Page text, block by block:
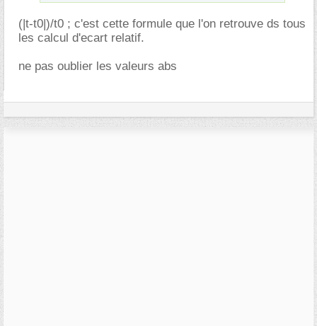
(|t-t0|)/t0 ; c'est cette formule que l'on retrouve ds tous
les calcul d'ecart relatif.
ne pas oublier les valeurs abs